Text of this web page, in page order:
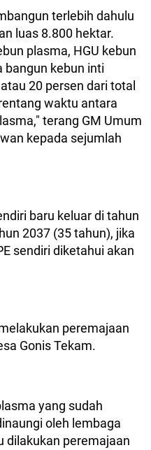
terlebih dahulu
luas 8.800 hektar.
plasma, HGU kebun
bangun kebun inti
20 persen dari total
waktu antara
terang GM Umum
kepada sejumlah
baru keluar di tahun
2037 (35 tahun), jika
sendiri diketahui akan
peremajaan
Gonis Tekam.
yang sudah
oleh lembaga
dilakukan peremajaan